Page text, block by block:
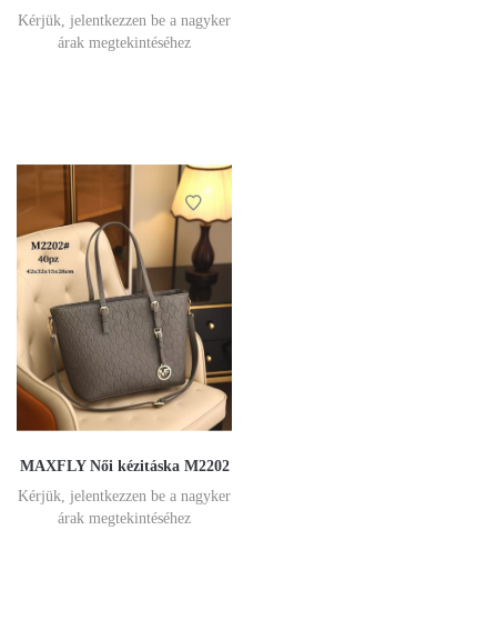
Kérjük, jelentkezzen be a nagyker
árak megtekintéséhez
MAXFLY Női kézitáska M2202
Kérjük, jelentkezzen be a nagyker
árak megtekintéséhez